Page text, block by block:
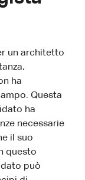
un architetto
ha
Questa
ha
necessarie
il suo
questo
può